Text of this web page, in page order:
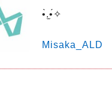
•̀.̫•́✧
Misaka_ALD